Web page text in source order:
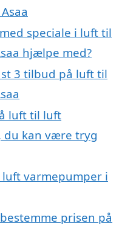
speciale i luft til
hjælpe med?
3 tilbud på luft til
luft til luft
du kan være tryg
varmepumper i
prisen på